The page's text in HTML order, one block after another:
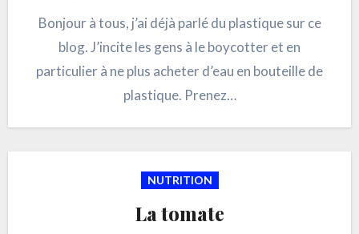
Bonjour à tous, j’ai déjà parlé du plastique sur ce
blog. J’incite les gens à le boycotter et en
particulier à ne plus acheter d’eau en bouteille de
plastique. Prenez…
NUTRITION
La tomate